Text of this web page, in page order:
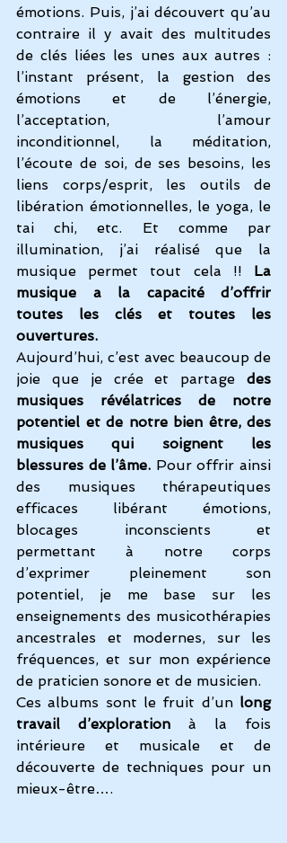
émotions. Puis, j’ai découvert qu’au
contraire il y avait des multitudes
de clés liées les unes aux autres :
l’instant présent, la gestion des
émotions et de l’énergie,
l’acceptation, l’amour
inconditionnel, la méditation,
l’écoute de soi, de ses besoins, les
liens corps/esprit, les outils de
libération émotionnelles, le yoga, le
tai chi, etc. Et comme par
illumination, j’ai réalisé que la
musique permet tout cela !! La
musique a la capacité d’offrir
toutes les clés et toutes les
ouvertures.
Aujourd’hui, c’est avec beaucoup de
joie que je crée et partage des
musiques révélatrices de notre
potentiel et de notre bien être, des
musiques qui soignent les
blessures de l’âme. Pour offrir ainsi
des musiques thérapeutiques
efficaces libérant émotions,
blocages inconscients et
permettant à notre corps
d’exprimer pleinement son
potentiel, je me base sur les
enseignements des musicothérapies
ancestrales et modernes, sur les
fréquences, et sur mon expérience
de praticien sonore et de musicien.
Ces albums sont le fruit d’un long
travail d’exploration à la fois
intérieure et musicale et de
découverte de techniques pour un
mieux-être….